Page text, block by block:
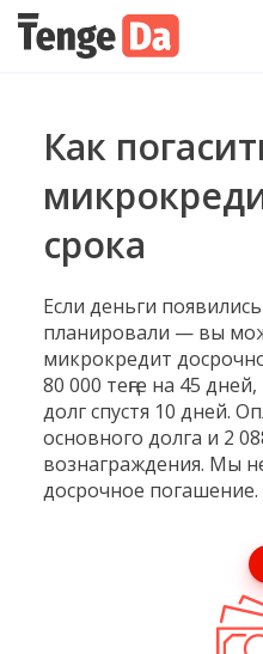
Как
срока
Если деньги
планировали — вы
микрокредит
80 000 теңге на 45
долг спустя 10 дней.
основного долга и 2
вознаграждения. Мы
досрочное погашение.